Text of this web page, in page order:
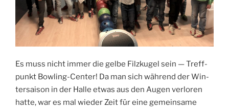
Es muss nicht immer die gel­be Filz­ku­gel sein — Treff­
punkt Bow­ling-Cen­ter! Da man sich wäh­rend der Win­
ter­sai­son in der Hal­le etwas aus den Augen ver­lo­ren
hat­te, war es mal wie­der Zeit für eine gemein­sa­me